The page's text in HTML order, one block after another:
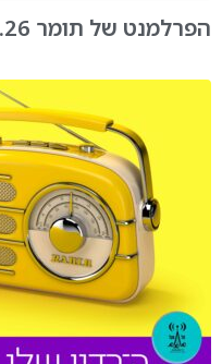
הפרלמנט של תומר 9.6.26